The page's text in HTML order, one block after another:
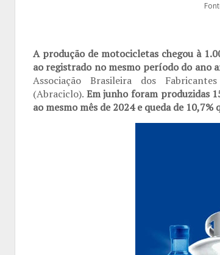
A produção de motocicletas chegou à
ao registrado no mesmo período do ano
Associação Brasileira dos
(Abraciclo). Em junho foram produzidas
ao mesmo mês de 2024 e queda de